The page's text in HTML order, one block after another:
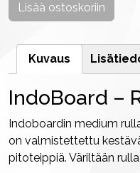
Lisää ostoskoriin
Kuvaus
IndoBoard –
Indoboardin medium
on valmistettettu
pitoteippiä. Väriltään